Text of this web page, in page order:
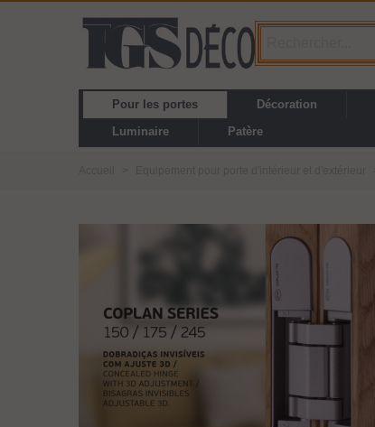
Pour les portes Décoration
Luminaire
Patère